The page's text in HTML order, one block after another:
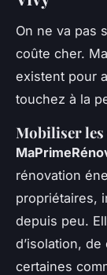
On ne va pas
coûte cher.
existent pour
touchez à la
Mobiliser
rénovation
propriétaires,
depuis peu.
d’isolation,
certaines